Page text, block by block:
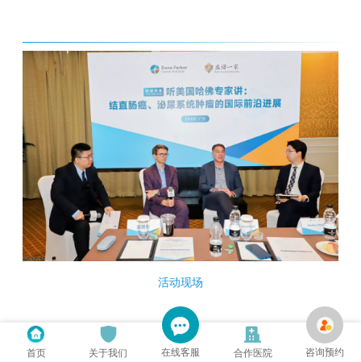
活动现场
活动吸引了数十位来自全国各地的患者和家属报名参
首页 关于我们 在线客服 合作医院 咨询预约